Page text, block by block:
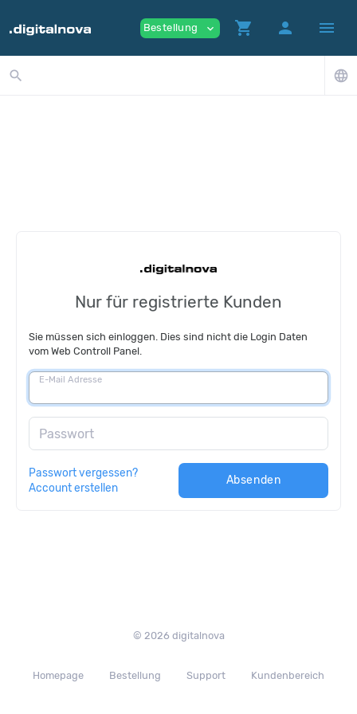
Bestellung expand_more shopping_cart person menu
search language
Nur für registrierte Kunden
Sie müssen sich einloggen. Dies sind nicht die Login Daten
vom Web Controll Panel.
E-Mail Adresse
Passwort
Passwort vergessen?
Account erstellen
Absenden
© 2026 digitalnova
Homepage Bestellung Support Kundenbereich